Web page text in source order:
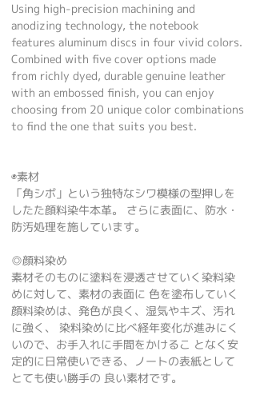
Using high-precision machining and
anodizing technology, the notebook
features aluminum discs in four vivid colors.
Combined with five cover options made
from richly dyed, durable genuine leather
with an embossed finish, you can enjoy
choosing from 20 unique color combinations
to find the one that suits you best.
◉素材
「角シボ」という独特なシワ模様の型押しを
したた顔料染牛本革。 さらに表面に、防水・
防汚処理を施しています。
◎顔料染め
素材そのものに塗料を浸透させていく染料染
めに対して、素材の表面に 色を塗布していく
顔料染めは、発色が良く、湿気やキズ、汚れ
に強く、 染料染めに比べ経年変化が進みにく
いので、お手入れに手間をかけるこ となく安
定的に日常使いできる、ノートの表紙として
とても使い勝手の 良い素材です。